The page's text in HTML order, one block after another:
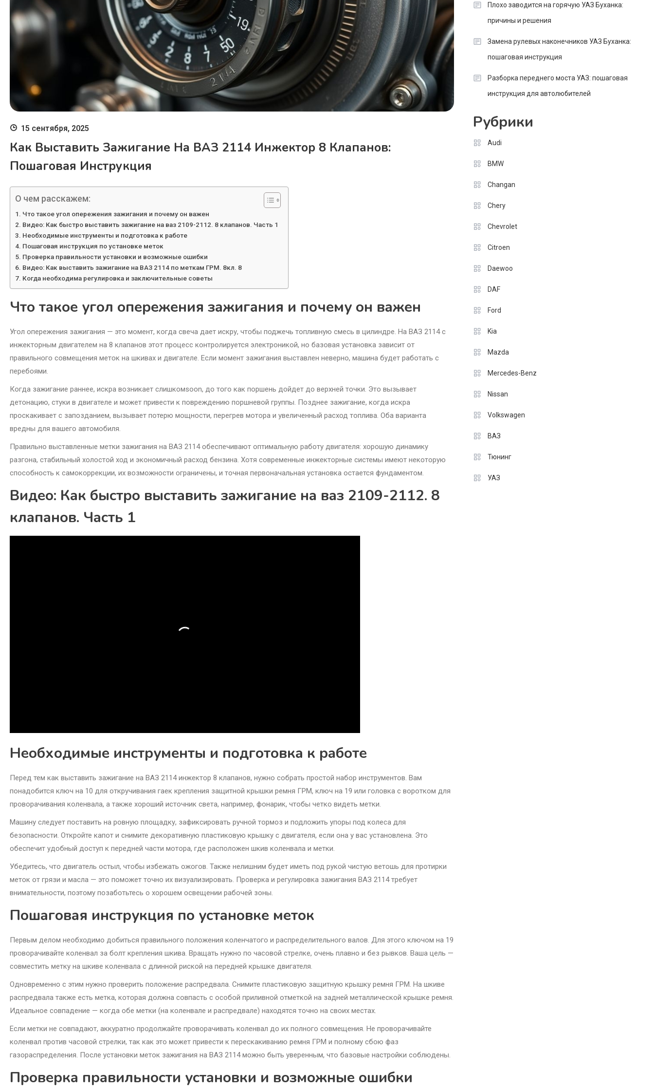
15 сентября, 2025
Как Выставить Зажигание На ВАЗ 2114 Инжектор 8 Клапанов:
Пошаговая Инструкция
О чем расскажем:
Что такое угол опережения зажигания и почему он важен
Видео: Как быстро выставить зажигание на ваз 2109-2112. 8 клапанов. Часть 1
Необходимые инструменты и подготовка к работе
Пошаговая инструкция по установке меток
Проверка правильности установки и возможные ошибки
Видео: Как выставить зажигание на ВАЗ 2114 по меткам ГРМ. 8кл. 8
Когда необходима регулировка и заключительные советы
Что такое угол опережения зажигания и почему он важен
Угол опережения зажигания — это момент, когда свеча дает искру, чтобы поджечь топливную смесь в цилиндре. На ВАЗ 2114 с
инжекторным двигателем на 8 клапанов этот процесс контролируется электроникой, но базовая установка зависит от
правильного совмещения меток на шкивах и двигателе. Если момент зажигания выставлен неверно, машина будет работать с
перебоями.
Когда зажигание раннее, искра возникает слишкомsoon, до того как поршень дойдет до верхней точки. Это вызывает
детонацию, стуки в двигателе и может привести к повреждению поршневой группы. Позднее зажигание, когда искра
проскакивает с запозданием, вызывает потерю мощности, перегрев мотора и увеличенный расход топлива. Оба варианта
вредны для вашего автомобиля.
Правильно выставленные метки зажигания на ВАЗ 2114 обеспечивают оптимальную работу двигателя: хорошую динамику
разгона, стабильный холостой ход и экономичный расход бензина. Хотя современные инжекторные системы имеют некоторую
способность к самокоррекции, их возможности ограничены, и точная первоначальная установка остается фундаментом.
Видео: Как быстро выставить зажигание на ваз 2109-2112. 8
клапанов. Часть 1
Необходимые инструменты и подготовка к работе
Перед тем как выставить зажигание на ВАЗ 2114 инжектор 8 клапанов, нужно собрать простой набор инструментов. Вам
понадобится ключ на 10 для откручивания гаек крепления защитной крышки ремня ГРМ, ключ на 19 или головка с воротком для
проворачивания коленвала, а также хороший источник света, например, фонарик, чтобы четко видеть метки.
Машину следует поставить на ровную площадку, зафиксировать ручной тормоз и подложить упоры под колеса для
безопасности. Откройте капот и снимите декоративную пластиковую крышку с двигателя, если она у вас установлена. Это
обеспечит удобный доступ к передней части мотора, где расположен шкив коленвала и метки.
Убедитесь, что двигатель остыл, чтобы избежать ожогов. Также нелишним будет иметь под рукой чистую ветошь для протирки
меток от грязи и масла — это поможет точно их визуализировать. Проверка и регулировка зажигания ВАЗ 2114 требует
внимательности, поэтому позаботьтесь о хорошем освещении рабочей зоны.
Пошаговая инструкция по установке меток
Первым делом необходимо добиться правильного положения коленчатого и распределительного валов. Для этого ключом на 19
проворачивайте коленвал за болт крепления шкива. Вращать нужно по часовой стрелке, очень плавно и без рывков. Ваша цель —
совместить метку на шкиве коленвала с длинной риской на передней крышке двигателя.
Одновременно с этим нужно проверить положение распредвала. Снимите пластиковую защитную крышку ремня ГРМ. На шкиве
распредвала также есть метка, которая должна совпасть с особой приливной отметкой на задней металлической крышке ремня.
Идеальное совпадение — когда обе метки (на коленвале и распредвале) находятся точно на своих местах.
Если метки не совпадают, аккуратно продолжайте проворачивать коленвал до их полного совмещения. Не проворачивайте
коленвал против часовой стрелки, так как это может привести к перескакиванию ремня ГРМ и полному сбою фаз
газораспределения. После установки меток зажигания на ВАЗ 2114 можно быть уверенным, что базовые настройки соблюдены.
Проверка правильности установки и возможные ошибки
Плохо заводится на горячую УАЗ Буханка:
причины и решения
Замена рулевых наконечников УАЗ Буханка:
пошаговая инструкция
Разборка переднего моста УАЗ: пошаговая
инструкция для автолюбителей
Рубрики
Audi
BMW
Changan
Chery
Chevrolet
Citroen
Daewoo
DAF
Ford
Kia
Mazda
Mercedes-Benz
Nissan
Volkswagen
ВАЗ
Тюнинг
УАЗ